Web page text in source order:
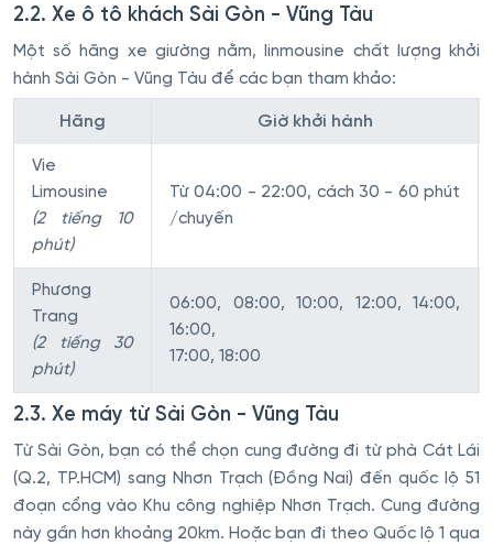
2.2. Xe ô tô khách Sài Gòn - Vũng Tàu
Một số hãng xe giường nằm, linmousine chất lượng khởi
hành Sài Gòn - Vũng Tàu để các bạn tham khảo:
Hãng Giờ khởi hành
Vie
Limousine
(2 tiếng 10
phút)
Từ 04:00 - 22:00, cách 30 - 60 phút
/chuyến
Phương
Trang
(2 tiếng 30
phút)
06:00, 08:00, 10:00, 12:00, 14:00,
16:00,
17:00, 18:00
2.3. Xe máy từ Sài Gòn - Vũng Tàu
Từ Sài Gòn, bạn có thể chọn cung đường đi từ phà Cát Lái
(Q.2, TP.HCM) sang Nhơn Trạch (Đồng Nai) đến quốc lộ 51
đoạn cổng vào Khu công nghiệp Nhơn Trạch. Cung đường
này gần hơn khoảng 20km. Hoặc bạn đi theo Quốc lộ 1 qua